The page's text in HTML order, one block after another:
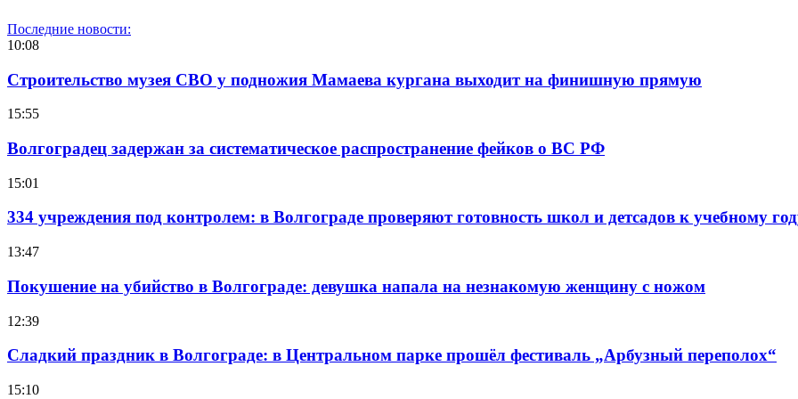
Последние новости:
10:08
Строительство музея СВО у подножия Мамаева кургана выходит на финишную прямую
15:55
Волгоградец задержан за систематическое распространение фейков о ВС РФ
15:01
334 учреждения под контролем: в Волгограде проверяют готовность школ и детсадов к учебному
13:47
Покушение на убийство в Волгограде: девушка напала на незнакомую женщину с ножом
12:39
Сладкий праздник в Волгограде: в Центральном парке прошёл фестиваль „Арбузный переполох“
15:10